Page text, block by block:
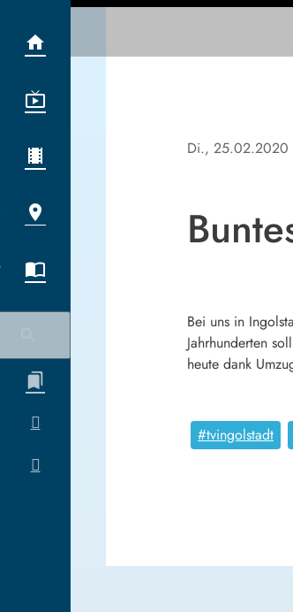
Di., 25.02.2020
Bei uns in
Jahrhunderten
heute dank
#tvingolstadt